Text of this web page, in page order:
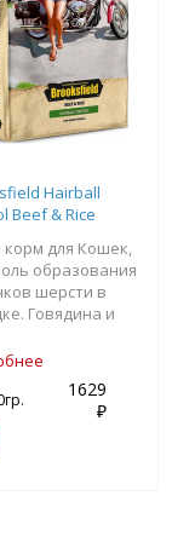
Hairball
Beef & Rice
корм для Кошек,
образования
шерсти в
Говядина и
1629
₽